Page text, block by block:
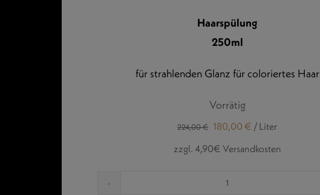
Haarspülung
250ml
für strahlenden Glanz für coloriertes Haar
Vorrätig
224,00€ 180,00€ / Liter
zzgl. 4,90€ Versandkosten